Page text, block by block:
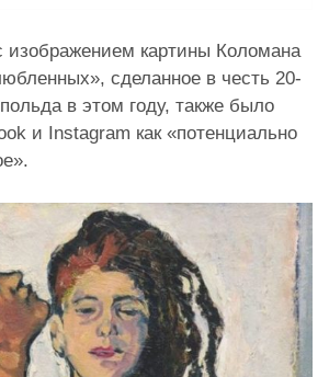
изображением картины Коломана
сделанное в честь 20-
в этом году, также было
и Instagram как «потенциально